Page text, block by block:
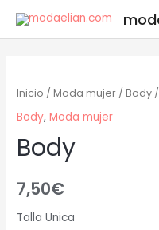
Inicio /Moda mujer /Body
Body,Moda mujer
Body
7,50€
Talla Unica